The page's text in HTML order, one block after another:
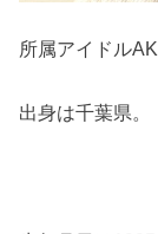
所属アイドル
出身は千葉県。